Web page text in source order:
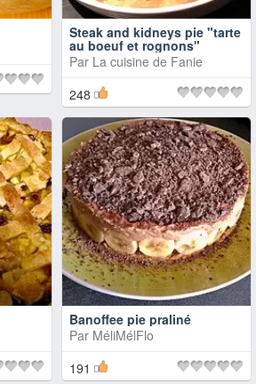
Steak and kidneys pie "tarte
au boeuf et rognons"
Par La cuisine de Fanie
248
Banoffee pie praliné
Par MéliMélFlo
191